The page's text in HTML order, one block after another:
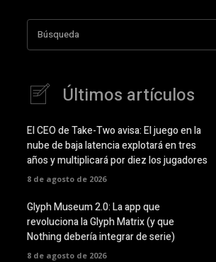
Búsqueda
Últimos artículos
El CEO de Take-Two avisa: El juego en la
nube de baja latencia explotará en tres
años y multiplicará por diez los jugadores
8 de agosto de 2026
Glyph Museum 2.0: La app que
revoluciona la Glyph Matrix (y que
Nothing debería integrar de serie)
8 de agosto de 2026